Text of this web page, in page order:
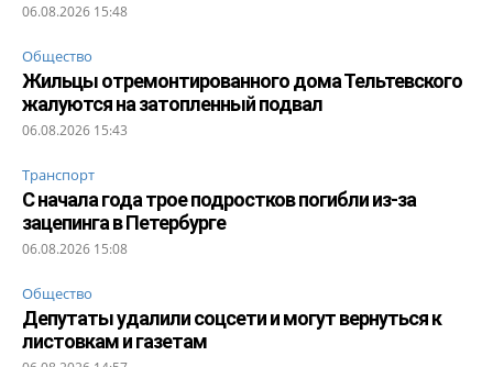
06.08.2026 15:48
Общество
Жильцы отремонтированного дома Тельтевского
жалуются на затопленный подвал
06.08.2026 15:43
Транспорт
С начала года трое подростков погибли из-за
зацепинга в Петербурге
06.08.2026 15:08
Общество
Депутаты удалили соцсети и могут вернуться к
листовкам и газетам